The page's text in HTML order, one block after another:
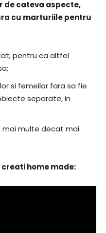
de cateva aspecte,
cu marturiile pentru
pentru ca altfel
si femeilor fara sa fie
separate, in
mai multe decat mai
home made: